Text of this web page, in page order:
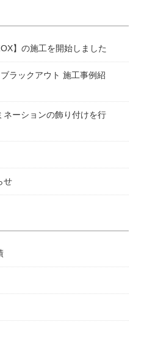
】の施工を開始しました
ラックアウト 施工事例紹
ーションの飾り付けを行
せ